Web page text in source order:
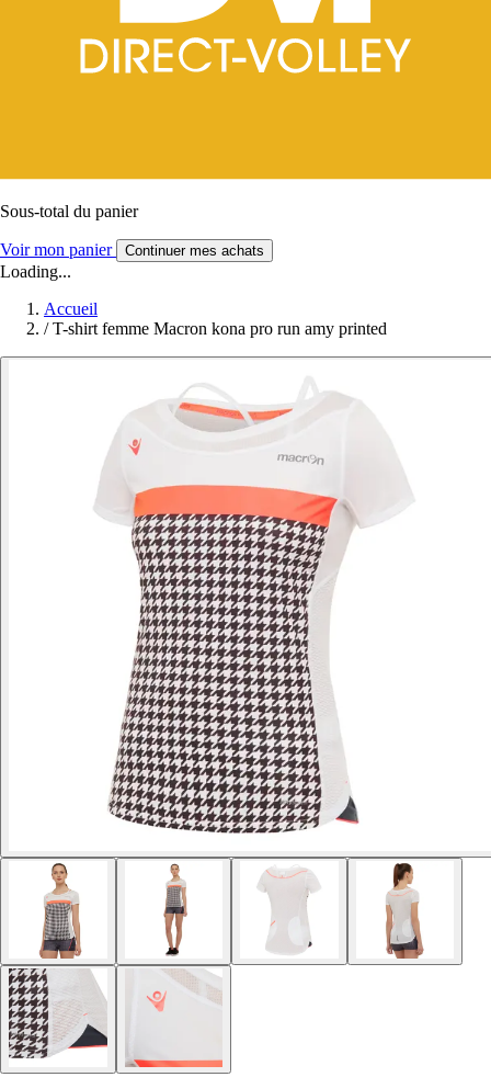
Sous-total du panier
Voir mon panier Continuer mes achats
Loading...
Accueil
/ T-shirt femme Macron kona pro run amy printed